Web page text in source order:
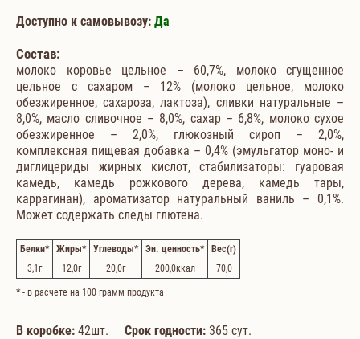
Доступно к самовывозу: Да
Состав:
молоко коровье цельное – 60,7%, молоко сгущенное
цельное с сахаром – 12% (молоко цельное, молоко
обезжиренное, сахароза, лактоза), сливки натуральные –
8,0%, масло сливочное – 8,0%, сахар – 6,8%, молоко сухое
обезжиренное – 2,0%, глюкозный сироп – 2,0%,
комплексная пищевая добавка – 0,4% (эмульгатор моно- и
диглицериды жирных кислот, стабилизаторы: гуаровая
камедь, камедь рожкового дерева, камедь тары,
каррагинан), ароматизатор натуральный ваниль – 0,1%.
Может содержать следы глютена.
Белки* Жиры* Углеводы* Эн. ценность* Вес(г)
3,1г 12,0г 20,0г 200,0ккал 70,0
*- в расчете на 100 грамм продукта
В коробке: 42шт. Срок годности: 365 сут.